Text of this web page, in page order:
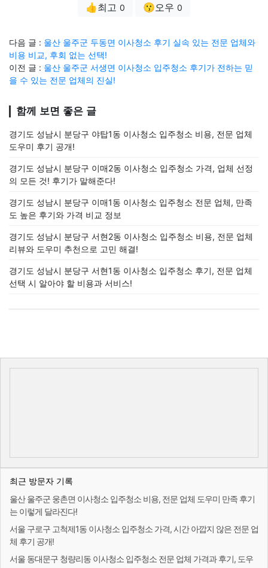
👍최고 0 😗오우 0
다음 글 : 울산 울주군 두동면 이사청소 후기 실속 있는 전문 업체와
비용 비교, 후회 없는 선택!
이전 글 : 울산 울주군 서생면 이사청소 입주청소 후기가 전하는 믿
을 수 있는 전문 업체의 진실!
함께 보면 좋은 글
경기도 성남시 분당구 야탑1동 이사청소 입주청소 비용, 전문 업체
도우미 후기 공개!
경기도 성남시 분당구 이매2동 이사청소 입주청소 가격, 업체 선정
의 모든 것! 후기가 말해준다!
경기도 성남시 분당구 이매1동 이사청소 입주청소 전문 업체, 만족
도 높은 후기와 가격 비교 정보
경기도 성남시 분당구 서현2동 이사청소 입주청소 비용, 전문 업체
리뷰와 도우미 추천으로 고민 해결!
경기도 성남시 분당구 서현1동 이사청소 입주청소 후기, 전문 업체
선택 시 알아야 할 비용과 서비스!
최근 방문자 기록
울산 울주군 웅촌면 이사청소 입주청소 비용, 전문 업체 도우미 만족 후기
는 이렇게 달라진다!
서울 구로구 고척제1동 이사청소 입주청소 가격, 시간 아깝지 않은 전문 업
체 후기 공개!
서울 동대문구 청량리동 이사청소 입주청소 전문 업체 가격과 후기, 도우